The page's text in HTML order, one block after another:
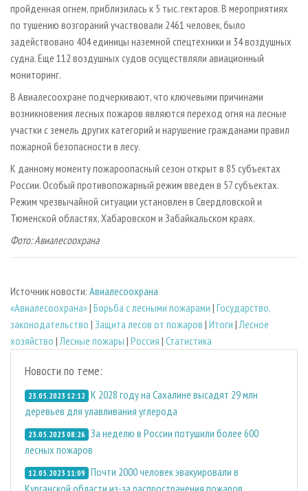
пройденная огнем, приблизилась к 5 тыс. гектаров. В мероприятиях
по тушению возгораний участвовали 2461 человек, было
задействовано 404 единицы наземной спецтехники и 34 воздушных
судна. Еще 112 воздушных судов осуществляли авиационный
мониторинг.
В Авиалесоохране подчеркивают, что ключевыми причинами
возникновения лесных пожаров являются переход огня на лесные
участки с земель других категорий и нарушение гражданами правил
пожарной безопасности в лесу.
К данному моменту пожароопасный сезон открыт в 85 субъектах
России. Особый противопожарный режим введен в 57 субъектах.
Режим чрезвычайной ситуации установлен в Свердловской и
Тюменской областях, Хабаровском и Забайкальском краях.
Фото: Авиалесоохрана
Источник новости: Авиалесоохрана
«Авиалесоохрана»| Борьба с лесными пожарами | Государство,
законодательство | Защита лесов от пожаров | Итоги |Лесное
хозяйство |Лесные пожары | Россия | Статистика
Новости по теме:
23.05.2023 12:12 К 2028 году на Сахалине высадят 29 млн
деревьев для улавливания углерода
23.05.2023 08:26 За неделю в России потушили более 600
лесных пожаров
12.05.2023 11:09 Почти 2000 человек эвакуировали в